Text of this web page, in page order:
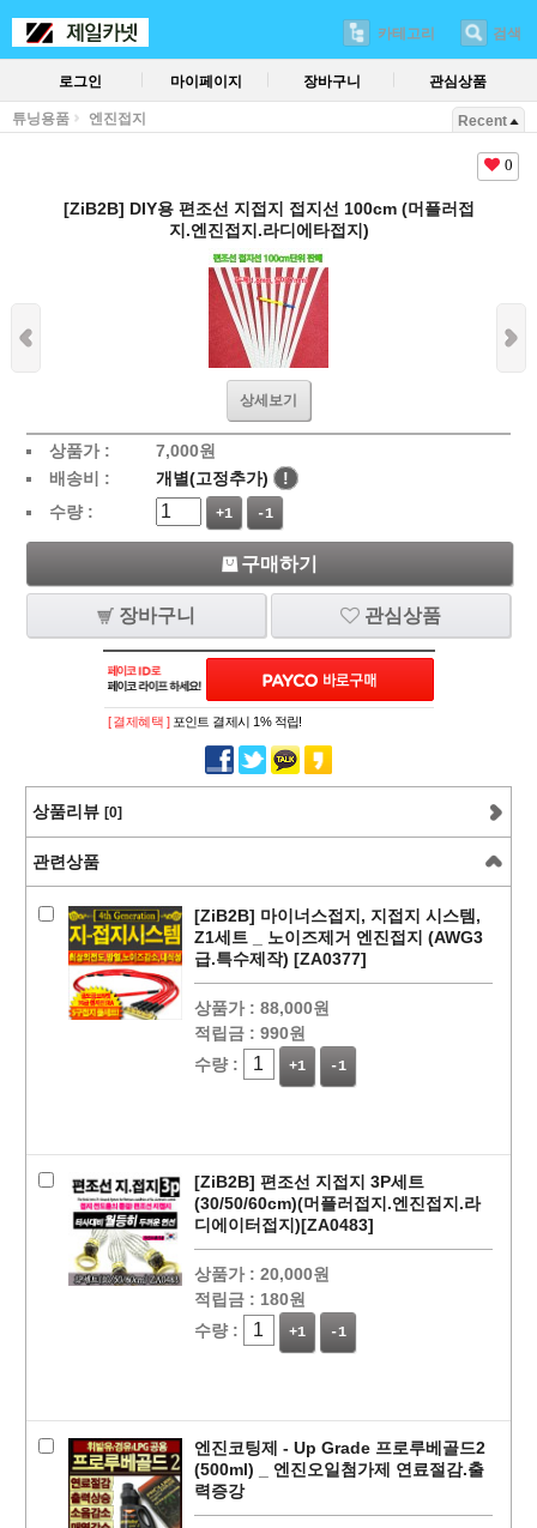
카테고리 검색
로그인 마이페이지 장바구니 관심상품
튜닝용품 엔진접지 Recent
0
[ZiB2B] DIY용 편조선 지접지 접지선 100cm (머플러접
지.엔진접지.라디에타접지)
상세보기
상품가 : 7,000원
배송비 :
개별(고정추가)
!
수량 :
+1 -1
구매하기
장바구니 관심상품
페이코 ID로
PAYCO 바로
[ 결제혜택 ] 포인트 결제시 1% 적립!
상품리뷰 [0]
관련상품
[ZiB2B] 마이너스접지, 지접지 시스템,
Z1세트 _ 노이즈제거 엔진접지 (AWG3
급.특수제작) [ZA0377]
상품가 : 88,000원
적립금 : 990원
수량 :
+1 -1
[ZiB2B] 편조선 지접지 3P세트
(30/50/60cm)(머플러접지.엔진접지.라
디에이터접지)[ZA0483]
상품가 : 20,000원
적립금 : 180원
수량 :
+1 -1
엔진코팅제 - Up Grade 프로루베골드2
(500ml) _ 엔진오일첨가제 연료절감.출
력증강